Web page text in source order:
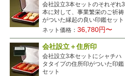
会社設立3本セットのそれぞれ3
本に対して、事業繁栄のご祈祷
がついた縁起の良い印鑑セット
ネット価格：36,780円〜
会社設立＋住所印
会社設立3本セットにシャチハ
タタイプの住所印がついた印鑑
セット